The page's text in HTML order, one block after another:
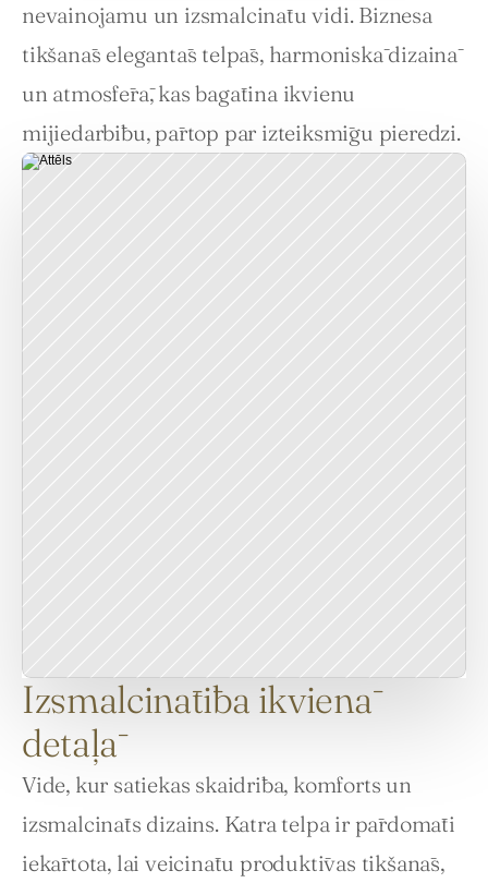
nevainojamu un izsmalcinātu vidi. Biznesa
tikšanās elegantās telpās, harmoniskā dizainā
un atmosfērā, kas bagātina ikvienu
mijiedarbību, pārtop par izteiksmīgu pieredzi.
Izsmalcinātība ikvienā
detaļā
Vide, kur satiekas skaidrība, komforts un
izsmalcināts dizains. Katra telpa ir pārdomāti
iekārtota, lai veicinātu produktīvas tikšanās,